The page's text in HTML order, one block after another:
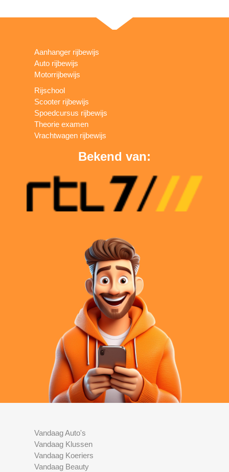
Aanhanger rijbewijs
Auto rijbewijs
Motorrijbewijs
Rijschool
Scooter rijbewijs
Spoedcursus rijbewijs
Theorie examen
Vrachtwagen rijbewijs
Bekend van:
Vandaag Auto's
Vandaag Klussen
Vandaag Koeriers
Vandaag Beauty